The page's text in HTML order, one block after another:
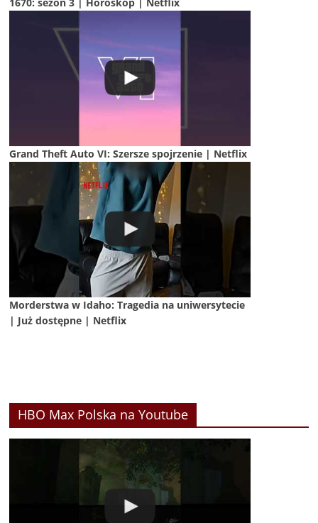
Grand Theft Auto VI: Szersze spojrzenie | Netflix
Morderstwa w Idaho: Tragedia na uniwersytecie
| Już dostępne | Netflix
HBO Max Polska na Youtube